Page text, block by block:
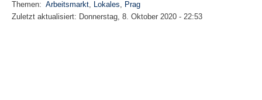
Themen: Arbeitsmarkt, Lokales, Prag
Zuletzt aktualisiert: Donnerstag, 8. Oktober 2020 - 22:53